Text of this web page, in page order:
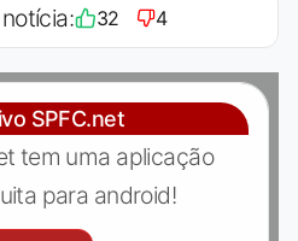
32 4
SPFC.net
tem uma aplicação
para android!